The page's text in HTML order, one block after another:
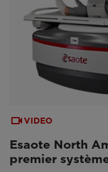
VIDEO
Esaote North
premier